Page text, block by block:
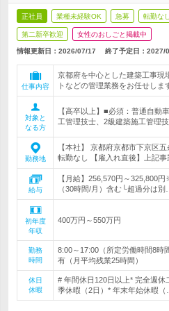
正社員 業種未経験OK 急募 転勤なし
第二新卒歓迎 女性のおしごと掲載中
情報更新日：2026/07/17 終了予定日： 2027/
仕事内容
京都府を中心とした建築工事現
トなどの管理業務をお任せしま
対象と
なる方
【高卒以上】■必須：普通自動
工管理技士、2級建築施工管理
勤務地
【本社】 京都府京都市下京区
転勤なし 【雇入れ直後】上記事
給与
【月給】256,570円～325,800
（30時間/月）含む└超過分は別…
初年度
年収
400万円～550万円
勤務
時間
8:00～17:00（所定労働時間8時
有（月平均残業25時間）
休日
休暇
# 年間休日120日以上* 完全週
季休暇（2日）* 年末年始休暇（…